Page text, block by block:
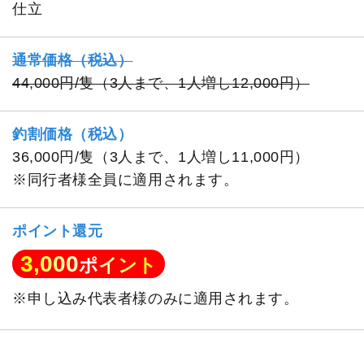
仕立
通常価格（税込）
44,000円/隻（3人まで、1人増し12,000円）
釣割価格（税込）
36,000円/隻（3人まで、1人増し11,000円）
※同行者様全員に適用されます。
ポイント還元
3,000ポイント
※申し込み代表者様のみに適用されます。